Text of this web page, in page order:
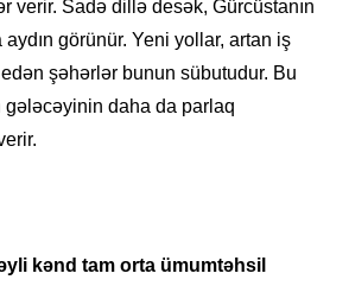
verir. Sadə dillə desək, Gürcüstanın
aydın görünür. Yeni yollar, artan iş
şəhərlər bunun sübutudur. Bu
daha da parlaq
kənd tam orta ümumtəhsil